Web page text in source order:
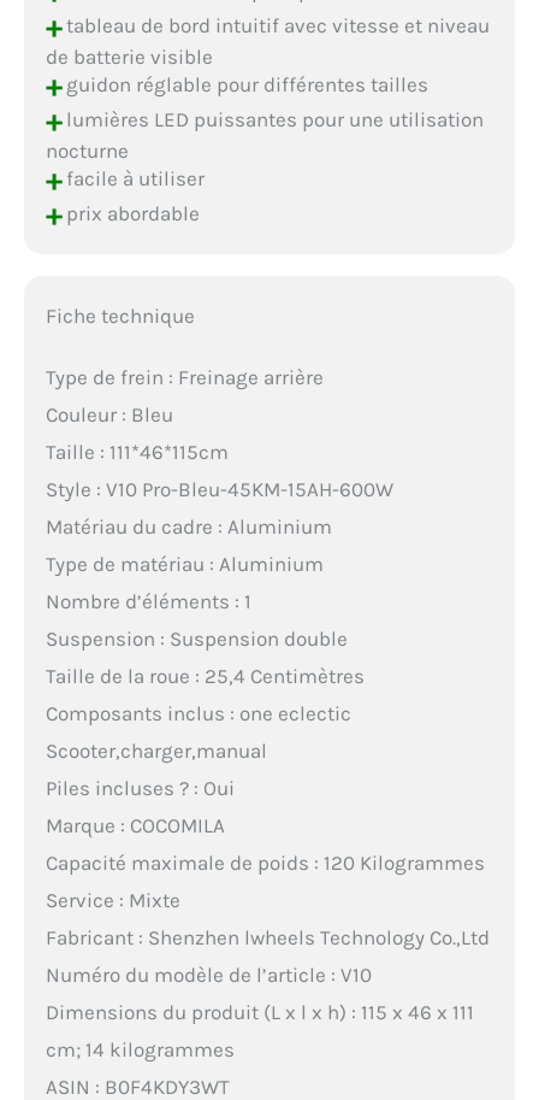
+tableau de bord intuitif avec vitesse et niveau
de batterie visible
+guidon réglable pour différentes tailles
+lumières LED puissantes pour une utilisation
nocturne
+facile à utiliser
+prix abordable
Fiche technique
Type de frein : Freinage arrière
Couleur : Bleu
Taille : 111*46*115cm
Style : V10 Pro-Bleu-45KM-15AH-600W
Matériau du cadre : Aluminium
Type de matériau : Aluminium
Nombre d’éléments : 1
Suspension : Suspension double
Taille de la roue : 25,4 Centimètres
Composants inclus : one eclectic
Scooter,charger,manual
Piles incluses ? : Oui
Marque : COCOMILA
Capacité maximale de poids : 120 Kilogrammes
Service : Mixte
Fabricant : Shenzhen lwheels Technology Co.,Ltd
Numéro du modèle de l’article : V10
Dimensions du produit (L x l x h) : 115 x 46 x 111
cm; 14 kilogrammes
ASIN : B0F4KDY3WT